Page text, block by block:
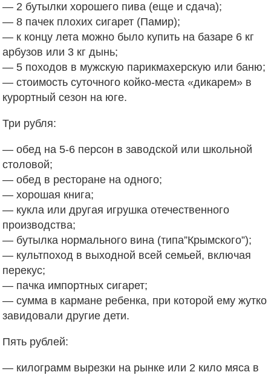
— 2 бутылки хорошего пива (еще и сдача);
— 8 пачек плохих сигарет (Памир);
— к концу лета можно было купить на базаре 6 кг
арбузов или 3 кг дынь;
— 5 походов в мужскую парикмахерскую или баню;
— стоимость суточного койко-места «дикарем» в
курортный сезон на юге.
Три рубля:
— обед на 5-6 персон в заводской или школьной
столовой;
— обед в ресторане на одного;
— хорошая книга;
— кукла или другая игрушка отечественного
производства;
— бутылка нормального вина (типа”Крымского”);
— культпоход в выходной всей семьей, включая
перекус;
— пачка импортных сигарет;
— сумма в кармане ребенка, при которой ему жутко
завидовали другие дети.
Пять рублей:
— килограмм вырезки на рынке или 2 кило мяса в